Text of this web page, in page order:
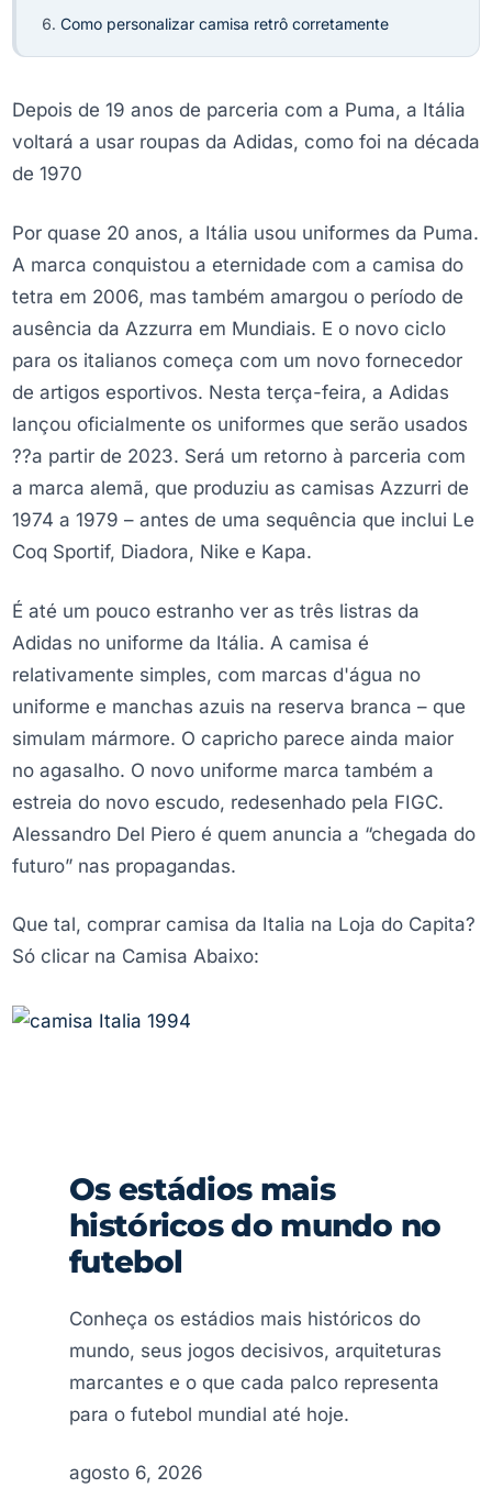
Como personalizar camisa retrô corretamente
Depois de 19 anos de parceria com a Puma, a Itália
voltará a usar roupas da Adidas, como foi na década
de 1970
Por quase 20 anos, a Itália usou uniformes da Puma.
A marca conquistou a eternidade com a camisa do
tetra em 2006, mas também amargou o período de
ausência da Azzurra em Mundiais. E o novo ciclo
para os italianos começa com um novo fornecedor
de artigos esportivos. Nesta terça-feira, a Adidas
lançou oficialmente os uniformes que serão usados
??a partir de 2023. Será um retorno à parceria com
a marca alemã, que produziu as camisas Azzurri de
1974 a 1979 – antes de uma sequência que inclui Le
Coq Sportif, Diadora, Nike e Kapa.
É até um pouco estranho ver as três listras da
Adidas no uniforme da Itália. A camisa é
relativamente simples, com marcas d'água no
uniforme e manchas azuis na reserva branca – que
simulam mármore. O capricho parece ainda maior
no agasalho. O novo uniforme marca também a
estreia do novo escudo, redesenhado pela FIGC.
Alessandro Del Piero é quem anuncia a “chegada do
futuro” nas propagandas.
Que tal, comprar camisa da Italia na Loja do Capita?
Só clicar na Camisa Abaixo:
Os estádios mais
históricos do mundo no
futebol
Conheça os estádios mais históricos do
mundo, seus jogos decisivos, arquiteturas
marcantes e o que cada palco representa
para o futebol mundial até hoje.
agosto 6, 2026